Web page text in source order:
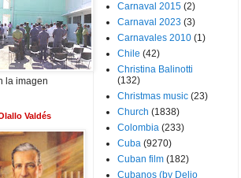
la imagen
Valdés
Carnaval 2015 (2)
Carnaval 2023 (3)
Carnavales 2010 (1)
Chile (42)
Christina Balinotti
(132)
Christmas music (23)
Church (1838)
Colombia (233)
Cuba (9270)
Cuban film (182)
Cubanos (by Delio